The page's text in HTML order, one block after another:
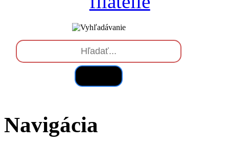
Navigácia